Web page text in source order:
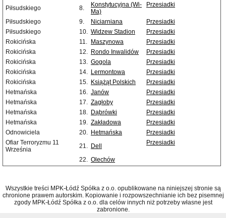
Piłsudskiego
8.
Konstytucyjna (Wi-
Ma)
Przesiadki
Piłsudskiego 9. Niciarniana
Przesiadki
Piłsudskiego
10. Widzew Stadion
Przesiadki
Rokicińska
11. Maszynowa
Przesiadki
Rokicińska
12. Rondo Inwalidów
Przesiadki
Rokicińska
13. Gogola
Przesiadki
Rokicińska
14. Lermontowa
Przesiadki
Rokicińska
15. Książąt Polskich
Przesiadki
Hetmańska
16. Janów
Przesiadki
Hetmańska
17. Zagłoby
Przesiadki
Hetmańska
18. Dąbrówki
Przesiadki
Hetmańska
19. Zakładowa
Przesiadki
Odnowiciela
20. Hetmańska
Przesiadki
Ofiar Terroryzmu 11
Września
21. Dell Przesiadki
22. Olechów
Wszystkie treści MPK-Łódź Spółka z o.o. opublikowane na niniejszej stronie są
chronione prawem autorskim. Kopiowanie i rozpowszechnianie ich bez pisemnej
zgody MPK-Łódź Spółka z o.o. dla celów innych niż potrzeby własne jest
zabronione.